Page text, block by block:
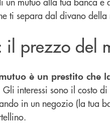
ti separa dal divano della
il prezzo del
è un prestito che
Gli interessi sono il costo
in un negozio (la tua